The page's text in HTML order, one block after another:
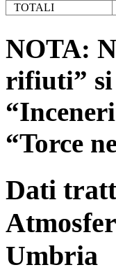
TOTALI
NOTA:
rifiuti” si
“Torce
Dati
Umbria